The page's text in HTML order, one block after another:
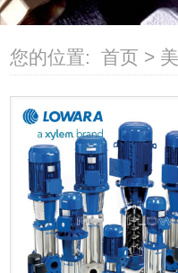
您的位置: 首页 >